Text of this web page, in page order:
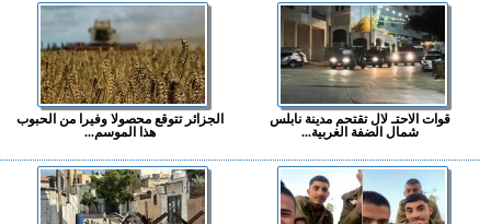
قوات الاحتـ لال تقتحم مدينة نابلس
شمال الضفة الغربية...
الجزائر تتوقع محصولا وفيرا من الحبوب
هذا الموسم...